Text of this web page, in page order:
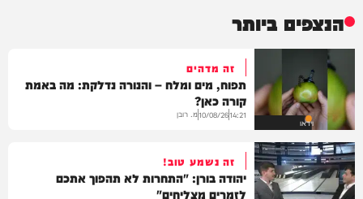
הנצפים ביותר
וידאו
זה מדהים
תפוח, מים ומלח – והנורה נדלקת: מה באמת
קורה כאן?
14:21
10/08/26מ. רובן
זה נשמע טוב!
יהודה בורן: "התחרות לא תהפוך אתכם
לזמרים מצליחים"